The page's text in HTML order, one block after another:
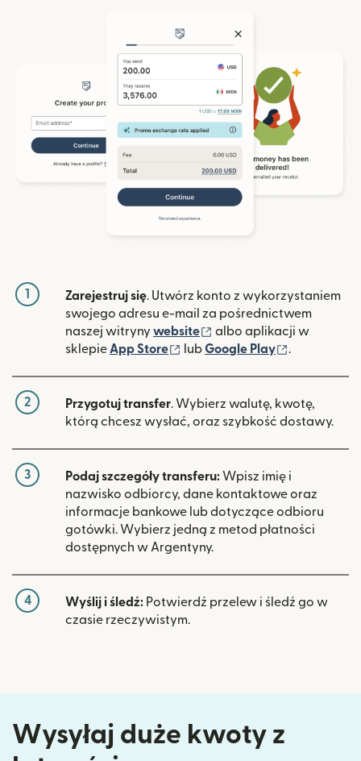
1 Zarejestruj się. Utwórz konto z wykorzystaniem
swojego adresu e-mail za pośrednictwem
naszej witryny website (otwiera się w nowym
albo aplikacji w
sklepie App Store (otwiera się w nowym oknie)
lubGoogle Play .
2 Przygotuj transfer. Wybierz walutę, kwotę,
którą chcesz wysłać, oraz szybkość dostawy.
3 Podaj szczegóły transferu: Wpisz imię i
nazwisko odbiorcy, dane kontaktowe oraz
informacje bankowe lub dotyczące odbioru
gotówki. Wybierz jedną z metod płatności
dostępnych w Argentyny.
4 Wyślij i śledź: Potwierdź przelew i śledź go w
czasie rzeczywistym.
Wysyłaj duże kwoty z